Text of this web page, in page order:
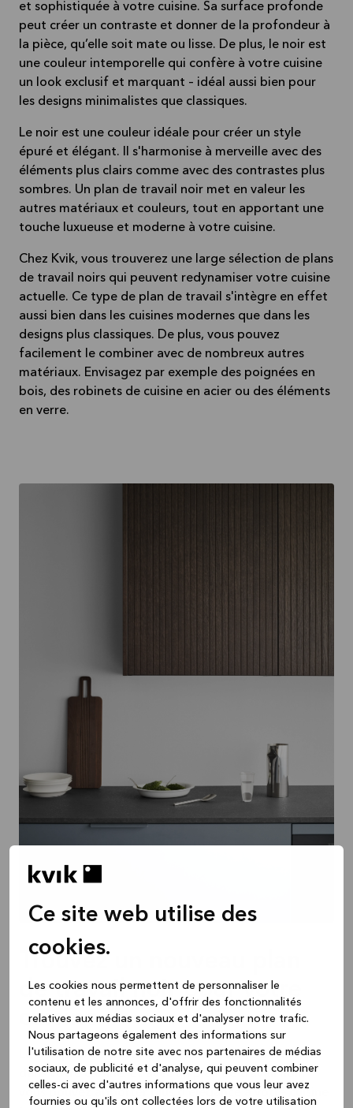
Ce site web utilise des
cookies.
Les cookies nous permettent de personnaliser le
contenu et les annonces, d'offrir des fonctionnalités
relatives aux médias sociaux et d'analyser notre trafic.
Nous partageons également des informations sur
l'utilisation de notre site avec nos partenaires de médias
sociaux, de publicité et d'analyse, qui peuvent combiner
celles-ci avec d'autres informations que vous leur avez
fournies ou qu'ils ont collectées lors de votre utilisation
et sophistiquée à votre cuisine. Sa surface profonde
peut créer un contraste et donner de la profondeur à
la pièce, qu’elle soit mate ou lisse. De plus, le noir est
une couleur intemporelle qui confère à votre cuisine
un look exclusif et marquant – idéal aussi bien pour
les designs minimalistes que classiques.
Le noir est une couleur idéale pour créer un style
épuré et élégant. Il s'harmonise à merveille avec des
éléments plus clairs comme avec des contrastes plus
sombres. Un plan de travail noir met en valeur les
autres matériaux et couleurs, tout en apportant une
touche luxueuse et moderne à votre cuisine.
Chez Kvik, vous trouverez une large sélection de plans
de travail noirs qui peuvent redynamiser votre cuisine
actuelle. Ce type de plan de travail s'intègre en effet
aussi bien dans les cuisines modernes que dans les
designs plus classiques. De plus, vous pouvez
facilement le combiner avec de nombreux autres
matériaux. Envisagez par exemple des poignées en
bois, des robinets de cuisine en acier ou des éléments
en verre.
Trouvez un nouveau plan
de travail noir pour votre
cuisine
Le bon plan de travail peut faire toute la différence
dans votre cuisine. Et avec un plan de travail noir,
vous pouvez apporter plus d'élégance à votre cuisine